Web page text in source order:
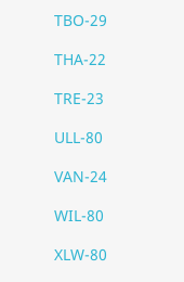
TBO-29
THA-22
TRE-23
ULL-80
VAN-24
WIL-80
XLW-80